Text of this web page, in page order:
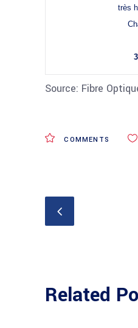
très
Source: Fibre
COMMENTS
Related